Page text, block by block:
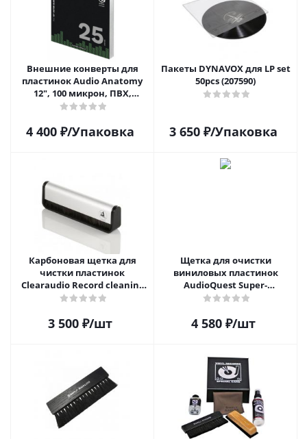
Внешние конверты для
пластинок Audio Anatomy
12", 100 микрон, ПВХ,
GATEFOLD (25 шт)
4 400₽/Упаковка
Пакеты DYNAVOX для LP set
50pcs (207590)
3 650₽/Упаковка
Карбоновая щетка для
чистки пластинок
Clearaudio Record cleaning
brush
3 500₽/шт
Щетка для очистки
виниловых пластинок
AudioQuest Super-
Conductive Anti-Static
4 580₽/шт